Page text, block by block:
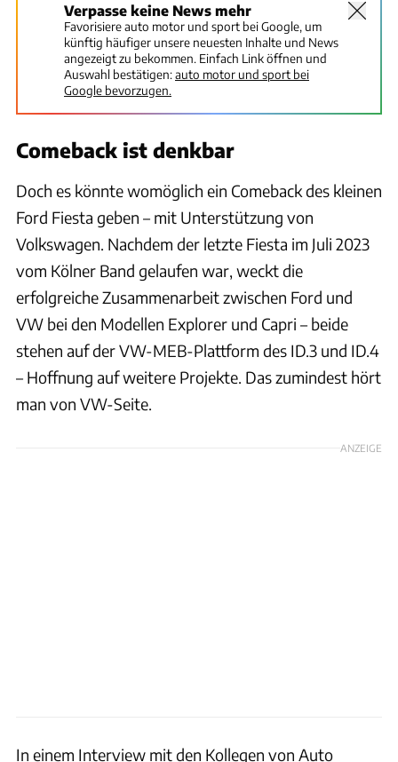
Verpasse keine News mehr
Favorisiere auto motor und sport bei Google, um
künftig häufiger unsere neuesten Inhalte und News
angezeigt zu bekommen. Einfach Link öffnen und
Auswahl bestätigen:auto motor und sport bei
Google bevorzugen.
Comeback ist denkbar
Doch es könnte womöglich ein Comeback des kleinen
Ford Fiesta geben – mit Unterstützung von
Volkswagen. Nachdem der letzte Fiesta im Juli 2023
vom Kölner Band gelaufen war, weckt die
erfolgreiche Zusammenarbeit zwischen Ford und
VW bei den Modellen Explorer und Capri – beide
stehen auf der VW-MEB-Plattform des ID.3 und ID.4
– Hoffnung auf weitere Projekte. Das zumindest hört
man von VW-Seite.
ANZEIGE
In einem Interview mit den Kollegen von Auto